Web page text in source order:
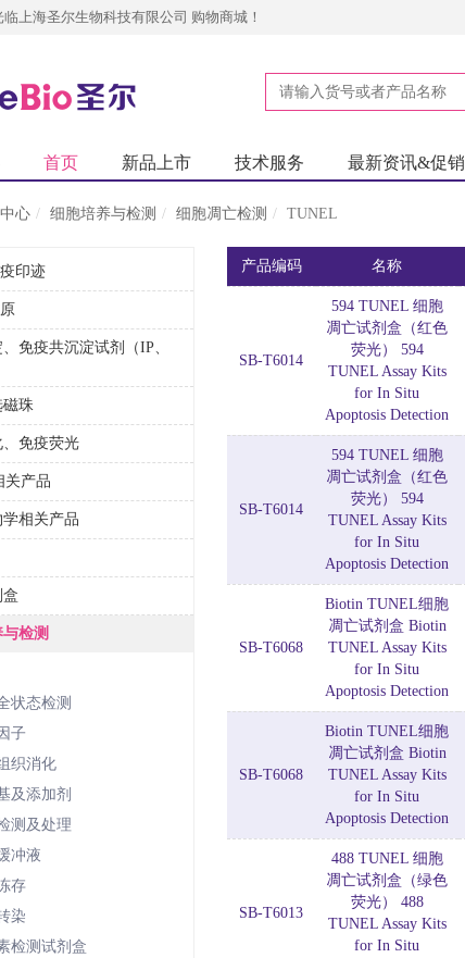
上海圣尔生物科技有限公司 购物商城！
首页 新品上市 技术服务 最新资讯&促销
心 细胞培养与检测 细胞凋亡检测 TUNEL
印迹
免疫共沉淀试剂（IP、
磁珠
免疫荧光
关产品
相关产品
检测
状态检测
子
织消化
及添加剂
测及处理
冲液
存
染
检测试剂盒
产品编码 名称
SB-T6014
594 TUNEL 细胞
凋亡试剂盒（红色
荧光） 594
TUNEL Assay Kits
for In Situ
Apoptosis Detection
SB-T6014
594 TUNEL 细胞
凋亡试剂盒（红色
荧光） 594
TUNEL Assay Kits
for In Situ
Apoptosis Detection
SB-T6068
Biotin TUNEL细胞
凋亡试剂盒 Biotin
TUNEL Assay Kits
for In Situ
Apoptosis Detection
SB-T6068
Biotin TUNEL细胞
凋亡试剂盒 Biotin
TUNEL Assay Kits
for In Situ
Apoptosis Detection
SB-T6013
488 TUNEL 细胞
凋亡试剂盒（绿色
荧光） 488
TUNEL Assay Kits
for In Situ